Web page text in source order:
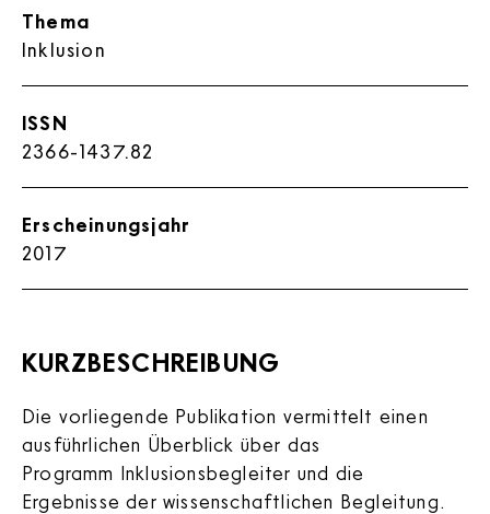
Thema
lnklusion
ISSN
2366-1437.82
Erscheinungsjahr
2017
KURZBESCHREIBUNG
Die vorliegende Publikation vermittelt einen
ausführlichen Überblick über das
Programm Inklusionsbegleiter und die
Ergebnisse der wissenschaftlichen Begleitung.